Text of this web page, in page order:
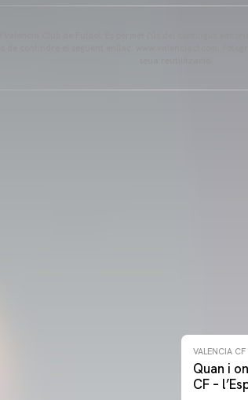
Valencia Club de Futbol. Es permet l'ús del contingut
de contindre el següent enllaç: www.valenciacf.com.
VALENCIA CF
Quan i
CF –